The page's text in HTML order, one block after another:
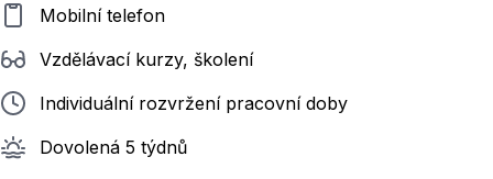
Mobilní telefon
Vzdělávací kurzy, školení
Individuální rozvržení pracovní doby
Dovolená 5 týdnů